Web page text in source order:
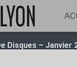
Disques – Janvier